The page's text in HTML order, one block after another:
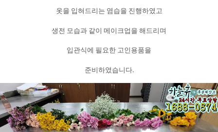
옷을 입혀드리는 염습을 진행하였고
생전 모습과 같이 메이크업을 해드리며
입관식에 필요한 고인용품을
준비하였습니다.